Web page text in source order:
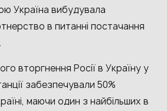
Україна вибудувала
в питанні постачання
вторгнення Росії в Україну у
забезпечували 50%
маючи один з найбільших в